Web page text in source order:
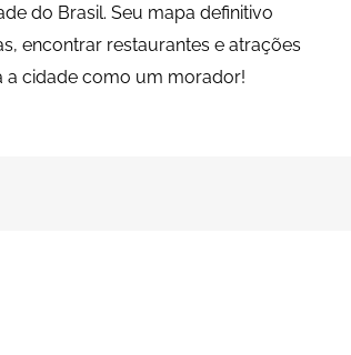
do Brasil. Seu mapa definitivo
encontrar restaurantes e atrações
a cidade como um morador!